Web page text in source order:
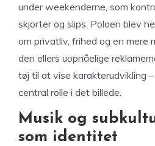
under weekenderne, som
skjorter og slips. Poloen blev
om privatliv, frihed og en mere
den ellers uopnåelige
tøj til at vise karakterudvikling
central rolle i det billede.
Musik og
som identitet